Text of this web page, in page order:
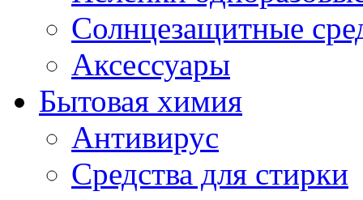
Солнцезащитные
Аксессуары
Бытовая химия
Антивирус
Средства для стирки